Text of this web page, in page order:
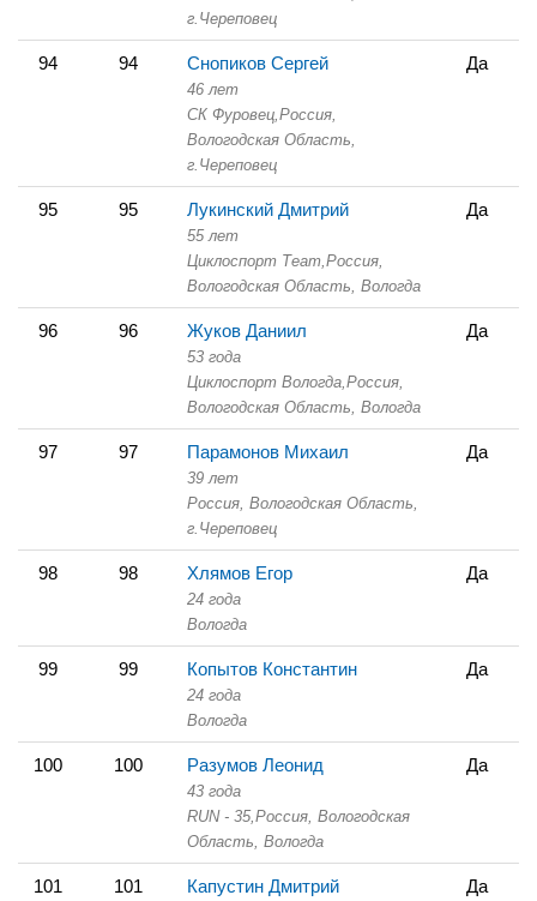
г.Череповец
94 94 Снопиков Сергей
46 лет
СК Фуровец, Россия,
Вологодская Область,
г.Череповец
Да
95 95 Лукинский Дмитрий
55 лет
Циклоспорт Теаm, Россия,
Вологодская Область, Вологда
Да
96 96 Жуков Даниил
53 года
Циклоспорт Вологда, Россия,
Вологодская Область, Вологда
Да
97 97 Парамонов Михаил
39 лет
Россия, Вологодская Область,
г.Череповец
Да
98 98 Хлямов Егор
24 года
Вологда
Да
99 99 Копытов Константин
24 года
Вологда
Да
100 100 Разумов Леонид
43 года
RUN - 35, Россия, Вологодская
Область, Вологда
Да
101 101 Капустин Дмитрий Да